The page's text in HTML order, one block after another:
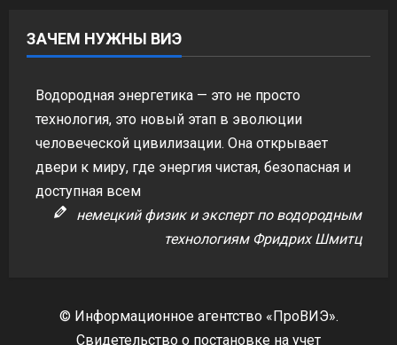
ЗАЧЕМ НУЖНЫ ВИЭ
Водородная энергетика — это не просто
технология, это новый этап в эволюции
человеческой цивилизации. Она открывает
двери к миру, где энергия чистая, безопасная и
доступная всем
немецкий физик и эксперт по водородным
технологиям Фридрих Шмитц
© Информационное агентство «ПроВИЭ».
Свидетельство о постановке на учет